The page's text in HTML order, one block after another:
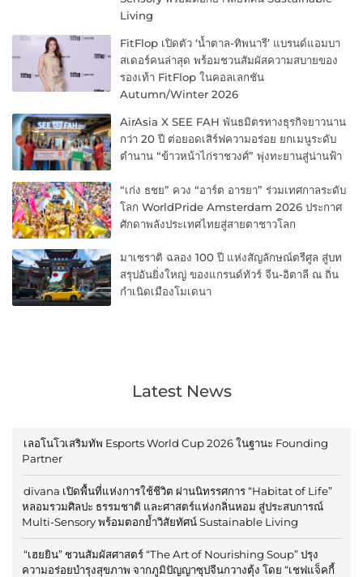
Living
FitFlop เปิดตัว ‘น้ำตาล-ทิพนารี’ แบรนด์แอมบา
สเดอร์คนล่าสุด พร้อมชวนสัมผัสความสบายของ
รองเท้า FitFlop ในคอลเลกชัน
Autumn/Winter 2026
AirAsia X SEE FAH พันธมิตรทางธุรกิจยาวนาน
กว่า 20 ปี ต่อยอดเสิร์ฟความอร่อย ยกเมนูระดับ
ตำนาน “ข้าวหน้าไก่ราชวงศ์” พุ่งทะยานสู่น่านฟ้า
“เก่ง ธชย” ควง “อาร์ต อารยา” ร่วมเทศกาลระดับ
โลก WorldPride Amsterdam 2026 ประกาศ
ศักดาพลังประเทศไทยสู่สายตาชาวโลก
มาเซราติ ฉลอง 100 ปี แห่งสัญลักษณ์ตรีศูล สู่บท
สรุปอันยิ่งใหญ่ ของแกรนด์ทัวร์ จีน-อิตาลี ณ ถิ่น
กำเนิดเมืองโมเดนา
Latest News
เลอโนโวเสริมทัพ Esports World Cup 2026 ในฐานะ Founding
Partner
divana เปิดพื้นที่แห่งการใช้ชีวิต ผ่านนิทรรศการ “Habitat of Life”
หลอมรวมศิลปะ ธรรมชาติ และศาสตร์แห่งกลิ่นหอม สู่ประสบการณ์
Multi-Sensory พร้อมตอกย้ำวิสัยทัศน์ Sustainable Living
“เฮยยิน” ชวนสัมผัสศาสตร์ “The Art of Nourishing Soup” ปรุง
ความอร่อยบำรุงสุขภาพ จากภูมิปัญญาซุปจีนกวางตุ้ง โดย “เชฟแจ็คกี้